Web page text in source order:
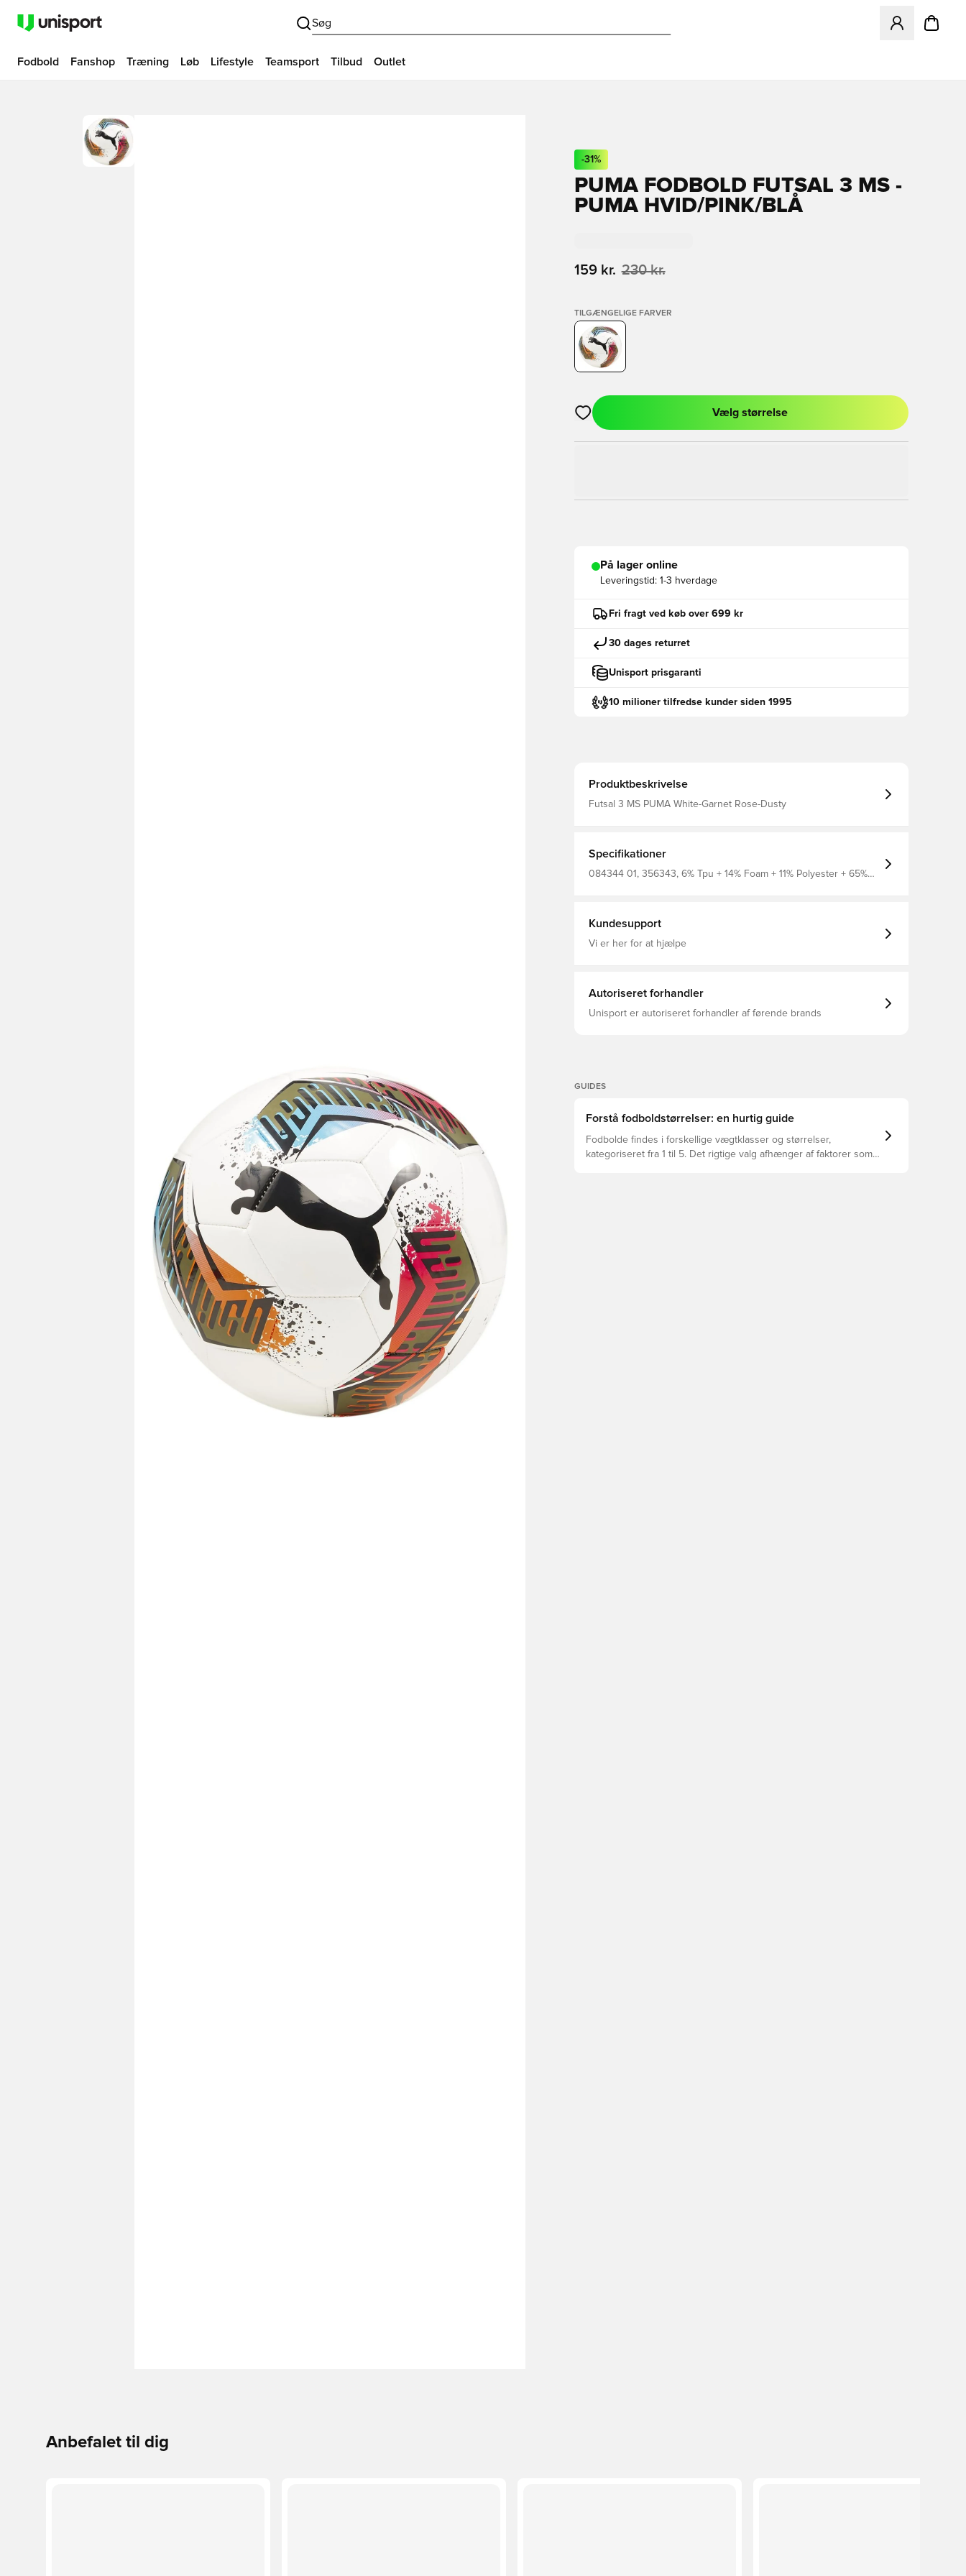
Søg
Åbner en
Fodbold Fanshop Træning Løb Lifestyle Teamsport Tilbud Outlet
-31%
PUMA FODBOLD FUTSAL 3 MS -
PUMA HVID/PINK/BLÅ
159 kr. 230 kr.
TILGÆNGELIGE FARVER
Åbner en Modal til at logge ind eller tilmelde dig som medlem
Vælg størrelse
På lager online
Leveringstid: 1-3 hverdage
Fri fragt ved køb over 699 kr
30 dages returret
Unisport prisgaranti
10 milioner tilfredse kunder siden 1995
Produktbeskrivelse
Futsal 3 MS PUMA White-Garnet Rose-Dusty
Specifikationer
084344 01, 356343, 6% Tpu + 14% Foam + 11% Polyester + 65%
Kundesupport
Vi er her for at hjælpe
Autoriseret forhandler
Unisport er autoriseret forhandler af førende brands
GUIDES
Forstå fodboldstørrelser: en hurtig guide
Fodbolde findes i forskellige vægtklasser og størrelser,
kategoriseret fra 1 til 5. Det rigtige valg afhænger af faktorer som
Anbefalet til dig